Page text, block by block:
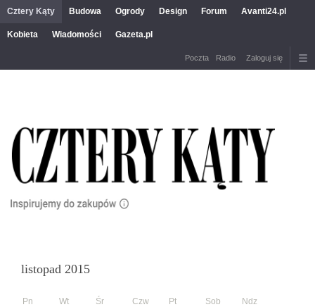
Cztery Kąty Budowa Ogrody Design Forum Avanti24.pl
Kobieta Wiadomości Gazeta.pl
Poczta Radio Zaloguj się
listopad 2015
Pn Wt Śr Czw Pt Sob Ndz